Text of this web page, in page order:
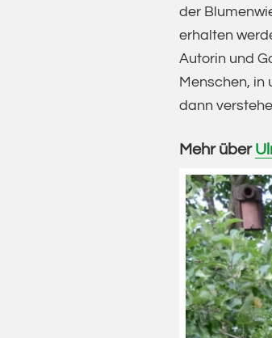
der
erhalten
Autorin und
Menschen, in
dann
Mehr über